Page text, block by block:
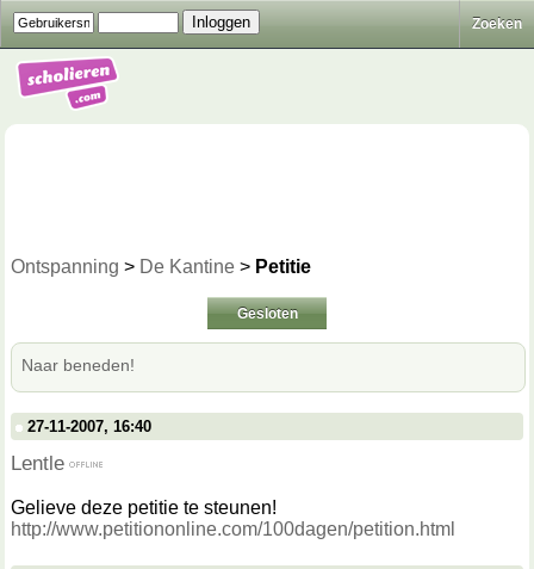
Zoeken
Ontspanning > De Kantine > Petitie
Gesloten
Naar beneden!
27-11-2007, 16:40
Lentle
Gelieve deze petitie te steunen!
http://www.petitiononline.com/100dagen/petition.html